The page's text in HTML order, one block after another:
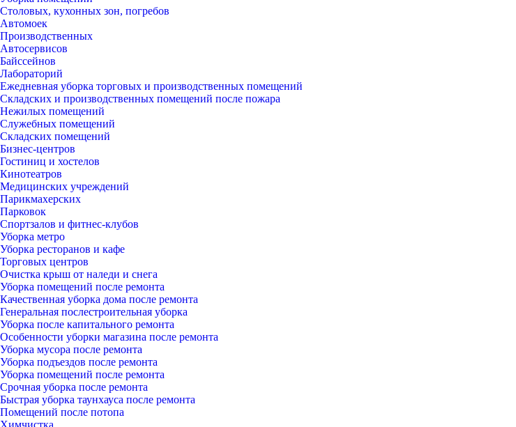
Столовых, кухонных зон, погребов
Автомоек
Производственных
Автосервисов
Байссейнов
Лабораторий
Ежедневная уборка торговых и производственных помещений
Складских и производственных помещений после пожара
Нежилых помещений
Служебных помещений
Складских помещений
Бизнес-центров
Гостиниц и хостелов
Кинотеатров
Медицинских учреждений
Парикмахерских
Парковок
Спортзалов и фитнес-клубов
Уборка метро
Уборка ресторанов и кафе
Торговых центров
Очистка крыш от наледи и снега
Уборка помещений после ремонта
Качественная уборка дома после ремонта
Генеральная послестроительная уборка
Уборка после капитального ремонта
Особенности уборки магазина после ремонта
Уборка мусора после ремонта
Уборка подъездов после ремонта
Уборка помещений после ремонта
Срочная уборка после ремонта
Быстрая уборка таунхауса после ремонта
Помещений после потопа
Химчистка